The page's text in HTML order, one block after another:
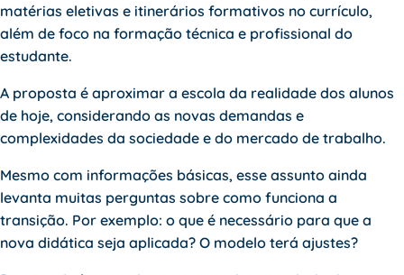
matérias eletivas e itinerários formativos no currículo,
além de foco na formação técnica e profissional do
estudante.
A proposta é aproximar a escola da realidade dos alunos
de hoje, considerando as novas demandas e
complexidades da sociedade e do mercado de trabalho.
Mesmo com informações básicas, esse assunto ainda
levanta muitas perguntas sobre como funciona a
transição. Por exemplo: o que é necessário para que a
nova didática seja aplicada? O modelo terá ajustes?